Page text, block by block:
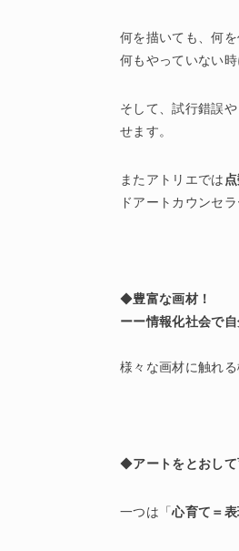
何を描いても、何
何もやっていない
そして、試行錯誤
せます。
またアトリエでは
ドアートカウンセ
◆豊富な画材！
ーー情報化社会で
様々な画材に触れ
◆アートをとおし
一つは「心育て＝